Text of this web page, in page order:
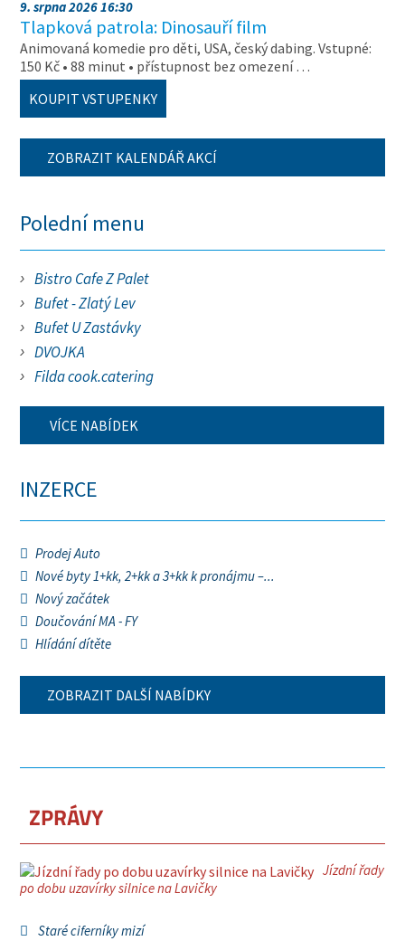
9. srpna 2026 16:30
Tlapková patrola: Dinosauří film
Animovaná komedie pro děti, USA, český dabing. Vstupné:
150 Kč • 88 minut • přístupnost bez omezení …
KOUPIT VSTUPENKY
ZOBRAZIT KALENDÁŘ AKCÍ
Polední menu
Bistro Cafe Z Palet
Bufet - Zlatý Lev
Bufet U Zastávky
DVOJKA
Filda cook.catering
VÍCE NABÍDEK
INZERCE
Prodej Auto
Nové byty 1+kk, 2+kk a 3+kk k pronájmu –...
Nový začátek
Doučování MA - FY
Hlídání dítěte
ZOBRAZIT DALŠÍ NABÍDKY
ZPRÁVY
Jízdní řady
po dobu uzavírky silnice na Lavičky
Staré ciferníky mizí